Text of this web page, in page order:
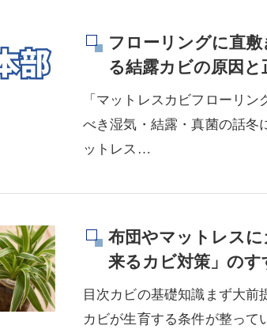
フローリングに直
る結露カビの原因
「マットレスカビフローリ
べき湿気・結露・真菌の話冬
ットレス…
布団やマットレス
来るカビ対策」のす
目次カビの基礎知識まず大前
カビが生育する条件が整っ